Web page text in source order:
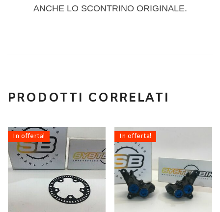
ANCHE LO SCONTRINO ORIGINALE.
PRODOTTI CORRELATI
In offerta! In offerta!